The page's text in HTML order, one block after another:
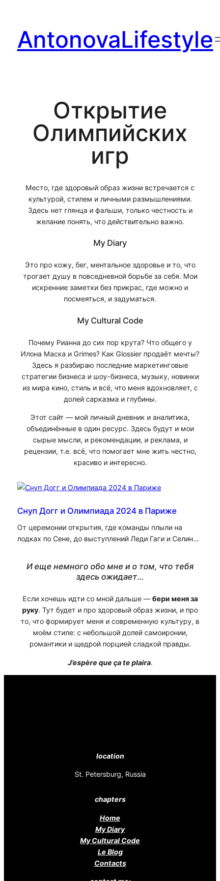
содержимому
AntonovaLifestyle
Открытие
Олимпийских
игр
Место, где здоровый образ жизни встречается с
культурой, стилем и личными размышлениями.
Здесь нет глянца и фальши, только честность и
желание понять, что действительно важно.
My Diary
Это про кожу, бег, ментальное здоровье и то, что
трогает душу в повседневной борьбе за себя. Мои
искренние заметки без прикрас, где можно и
посмеяться, и задуматься.
My Cultural Code
Почему Рианна до сих пор крута? Что общего у
Илона Маска и Grimes? Как Glossier продаёт мечты?
Здесь я разбираю последние маркетинговые
стратегии бизнеса и шоу-бизнеса, музыку, новинки
из мира кино, стиль и всё, что меня вдохновляет, с
долей сарказма и глубины.
Этот сайт — мой личный дневник и аналитика,
объединённые в один ресурс. Здесь будут и мои
сырые мысли, и рекомендации, и реклама, и
рецензии, т.е. всё, что помогает мне жить честно,
красиво и интересно.
Снуп Догг и Олимпиада 2024 в Париже
От церемонии открытия, где команды плыли на
лодках по Сене, до выступлений Леди Гаги и Селин…
И еще немного обо мне и о том, что тебя
здесь ожидает…
Если хочешь идти со мной дальше —бери меня за
руку. Тут будет и про здоровый образ жизни, и про
то, что формирует меня и современную культуру, в
моём стиле: с небольшой долей самоиронии,
романтики и щедрой порцией сладкой правды.
J’espère que ça te plaira.
location
St. Petersburg, Russia
chapters
Home
My Diary
My Cultural Code
Le Blog
Contacts